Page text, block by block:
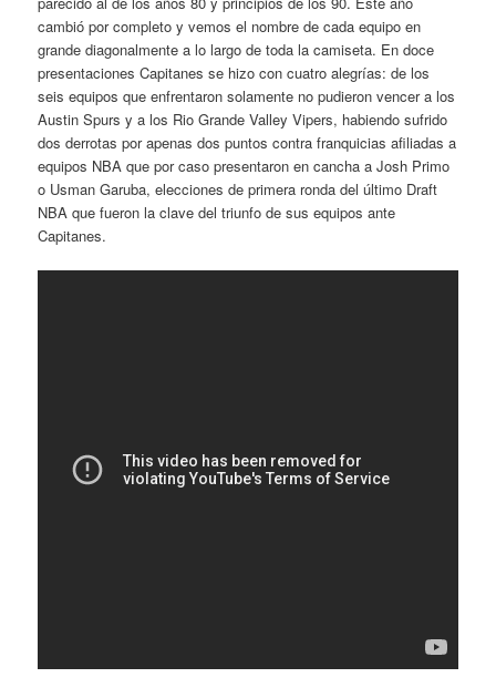
cambió por completo y vemos el nombre de cada equipo en
grande diagonalmente a lo largo de toda la camiseta. En doce
presentaciones Capitanes se hizo con cuatro alegrías: de los
seis equipos que enfrentaron solamente no pudieron vencer a los
Austin Spurs y a los Rio Grande Valley Vipers, habiendo sufrido
dos derrotas por apenas dos puntos contra franquicias afiliadas a
equipos NBA que por caso presentaron en cancha a Josh Primo
o Usman Garuba, elecciones de primera ronda del último Draft
NBA que fueron la clave del triunfo de sus equipos ante
Capitanes.